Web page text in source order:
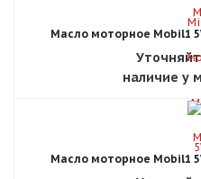
Масло моторное Mobil1
наличие у
Масло моторное Mobil1